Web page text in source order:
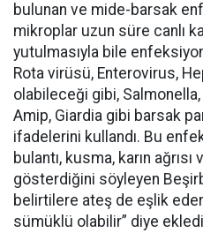
bulunan ve mide-barsak
mikroplar uzun süre canlı
yutulmasıyla bile
Rota virüsü, Enterovirus,
olabileceği gibi,
Amip, Giardia gibi barsak
ifadelerini kullandı. Bu
bulantı, kusma, karın
gösterdiğini söyleyen
belirtilere ateş de eşlik
sümüklü olabilir” diye